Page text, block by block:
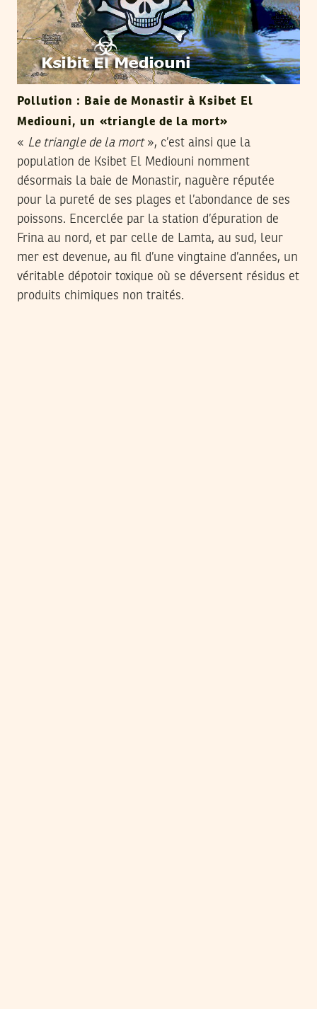
Pollution : Baie de Monastir à Ksibet El
Mediouni, un «triangle de la mort»
« Le triangle de la mort», c’est ainsi que la
population de Ksibet El Mediouni nomment
désormais la baie de Monastir, naguère réputée
pour la pureté de ses plages et l’abondance de ses
poissons. Encerclée par la station d’épuration de
Frina au nord, et par celle de Lamta, au sud, leur
mer est devenue, au fil d’une vingtaine d’années, un
véritable dépotoir toxique où se déversent résidus et
produits chimiques non traités.